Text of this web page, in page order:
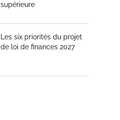
supérieure
Les six priorités du projet
de loi de finances 2027